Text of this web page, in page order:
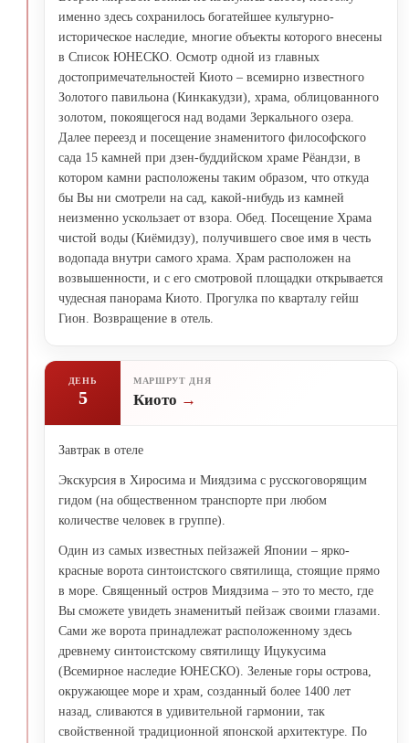
именно здесь сохранилось богатейшее культурно-
историческое наследие, многие объекты которого внесены
в Список ЮНЕСКО. Осмотр одной из главных
достопримечательностей Киото – всемирно известного
Золотого павильона (Кинкакудзи), храма, облицованного
золотом, покоящегося над водами Зеркального озера.
Далее переезд и посещение знаменитого философского
сада 15 камней при дзен-буддийском храме Рёандзи, в
котором камни расположены таким образом, что откуда
бы Вы ни смотрели на сад, какой-нибудь из камней
неизменно ускользает от взора. Обед. Посещение Храма
чистой воды (Киёмидзу), получившего свое имя в честь
водопада внутри самого храма. Храм расположен на
возвышенности, и с его смотровой площадки открывается
чудесная панорама Киото. Прогулка по кварталу гейш
Гион. Возвращение в отель.
ДЕНЬ
5
МАРШРУТ ДНЯ
Киото
Завтрак в отеле
Экскурсия в Хиросима и Миядзима с русскоговорящим
гидом (на общественном транспорте при любом
количестве человек в группе).
Один из самых известных пейзажей Японии – ярко-
красные ворота синтоистского святилища, стоящие прямо
в море. Священный остров Миядзима – это то место, где
Вы сможете увидеть знаменитый пейзаж своими глазами.
Сами же ворота принадлежат расположенному здесь
древнему синтоистскому святилищу Ицукусима
(Всемирное наследие ЮНЕСКО). Зеленые горы острова,
окружающее море и храм, созданный более 1400 лет
назад, сливаются в удивительной гармонии, так
свойственной традиционной японской архитектуре. По